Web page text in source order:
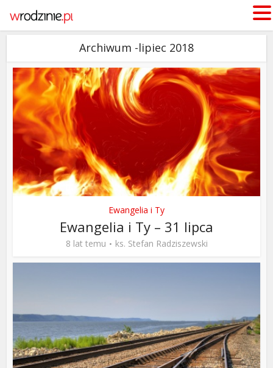
Archiwum -lipiec 2018
Ewangelia i Ty
Ewangelia i Ty – 31 lipca
8 lat temu ks. Stefan Radziszewski